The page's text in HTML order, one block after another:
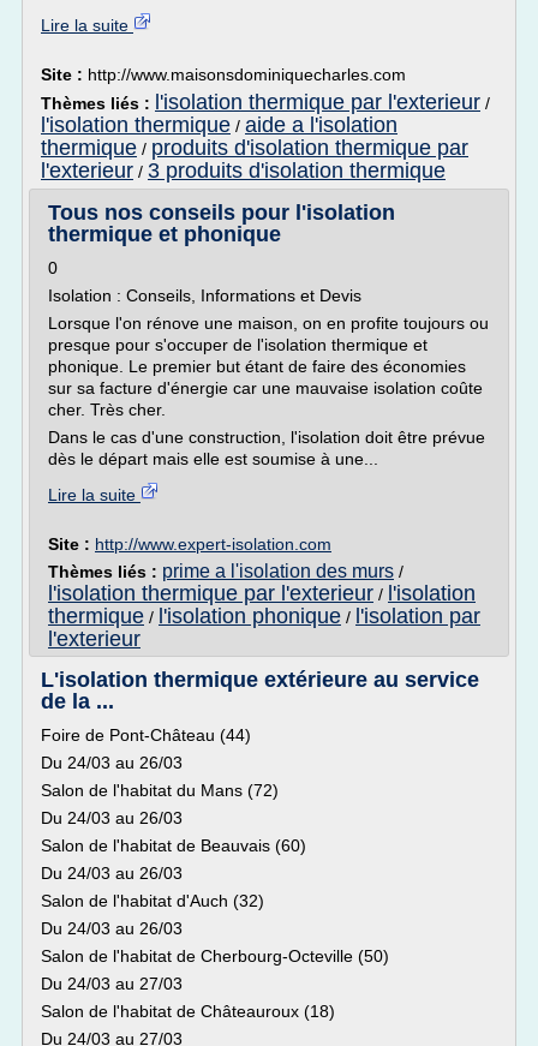
Lire la suite
Site : http://www.maisonsdominiquecharles.com
Thèmes liés :
l'isolation thermique par l'exterieur /
l'isolation thermique / aide a l'isolation
thermique / produits d'isolation thermique par
l'exterieur / 3 produits d'isolation thermique
Tous nos conseils pour l'isolation
thermique et phonique
0
Isolation : Conseils, Informations et Devis
Lorsque l'on rénove une maison, on en profite toujours ou
presque pour s'occuper de l'isolation thermique et
phonique. Le premier but étant de faire des économies
sur sa facture d'énergie car une mauvaise isolation coûte
cher. Très cher.
Dans le cas d'une construction, l'isolation doit être prévue
dès le départ mais elle est soumise à une...
Lire la suite
Site : http://www.expert-isolation.com
Thèmes liés : prime a l'isolation des murs /
l'isolation thermique par l'exterieur / l'isolation
thermique / l'isolation phonique / l'isolation par
l'exterieur
L'isolation thermique extérieure au service
de la ...
Foire de Pont-Château (44)
Du 24/03 au 26/03
Salon de l'habitat du Mans (72)
Du 24/03 au 26/03
Salon de l'habitat de Beauvais (60)
Du 24/03 au 26/03
Salon de l'habitat d'Auch (32)
Du 24/03 au 26/03
Salon de l'habitat de Cherbourg-Octeville (50)
Du 24/03 au 27/03
Salon de l'habitat de Châteauroux (18)
Du 24/03 au 27/03